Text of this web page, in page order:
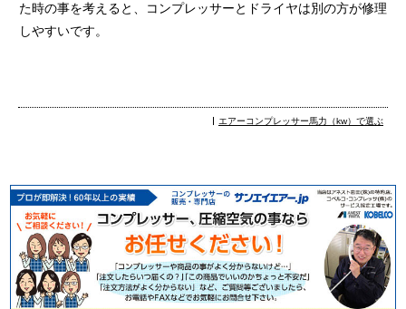
た時の事を考えると、コンプレッサーとドライヤは別の方が修理
しやすいです。
エアーコンプレッサー馬力（kw）で選ぶ